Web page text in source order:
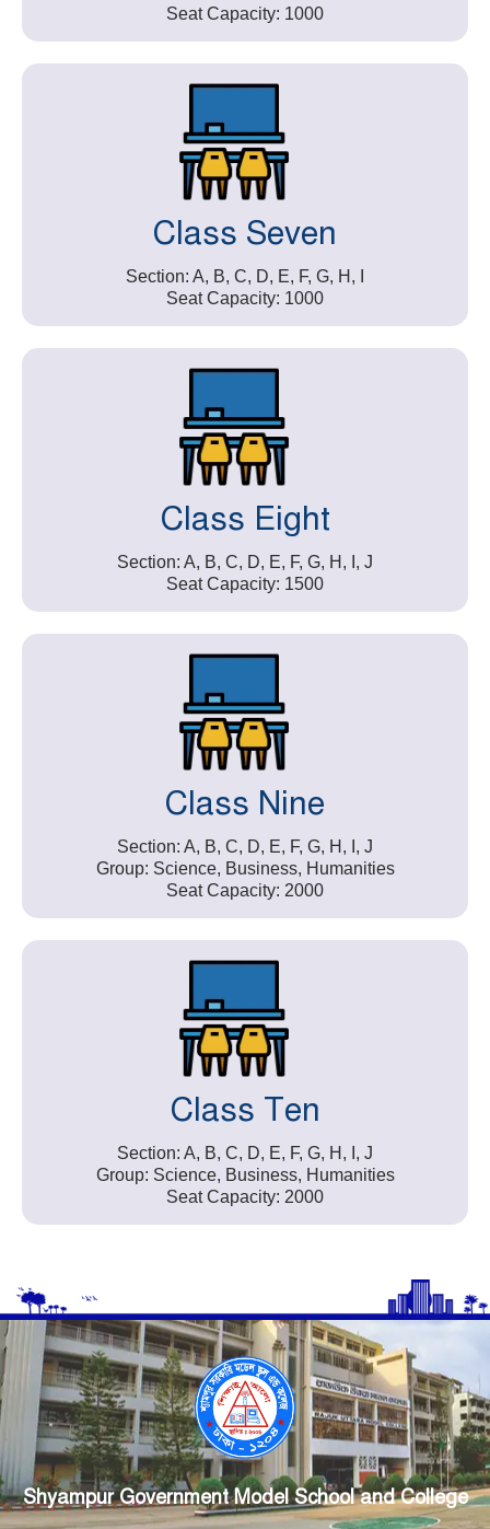
Seat Capacity: 1000
Class Seven
Section: A, B, C, D, E, F, G, H, I
Seat Capacity: 1000
Class Eight
Section: A, B, C, D, E, F, G, H, I, J
Seat Capacity: 1500
Class Nine
Section: A, B, C, D, E, F, G, H, I, J
Group: Science, Business, Humanities
Seat Capacity: 2000
Class Ten
Section: A, B, C, D, E, F, G, H, I, J
Group: Science, Business, Humanities
Seat Capacity: 2000
Shyampur Government Model School and College